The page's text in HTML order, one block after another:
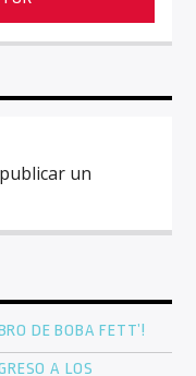
un
DE BOBA FETT’!
A LOS